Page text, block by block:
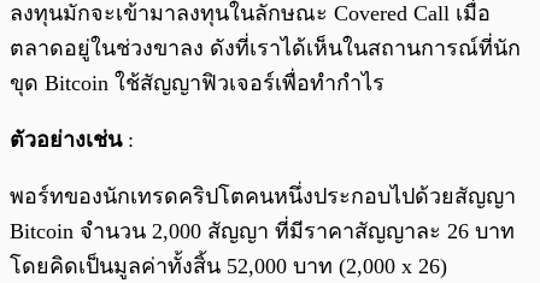
ลงทุนมักจะเข้ามาลงทุนในลักษณะ Covered Call เมื่อ
ตลาดอยู่ในช่วงขาลง ดังที่เราได้เห็นในสถานการณ์ที่นัก
ขุด Bitcoin ใช้สัญญาฟิวเจอร์เพื่อทำกำไร
ตัวอย่างเช่น:
พอร์ทของนักเทรดคริปโตคนหนึ่งประกอบไปด้วยสัญญา
Bitcoin จำนวน 2,000 สัญญา ที่มีราคาสัญญาละ 26 บาท
โดยคิดเป็นมูลค่าทั้งสิ้น 52,000 บาท (2,000 x 26)